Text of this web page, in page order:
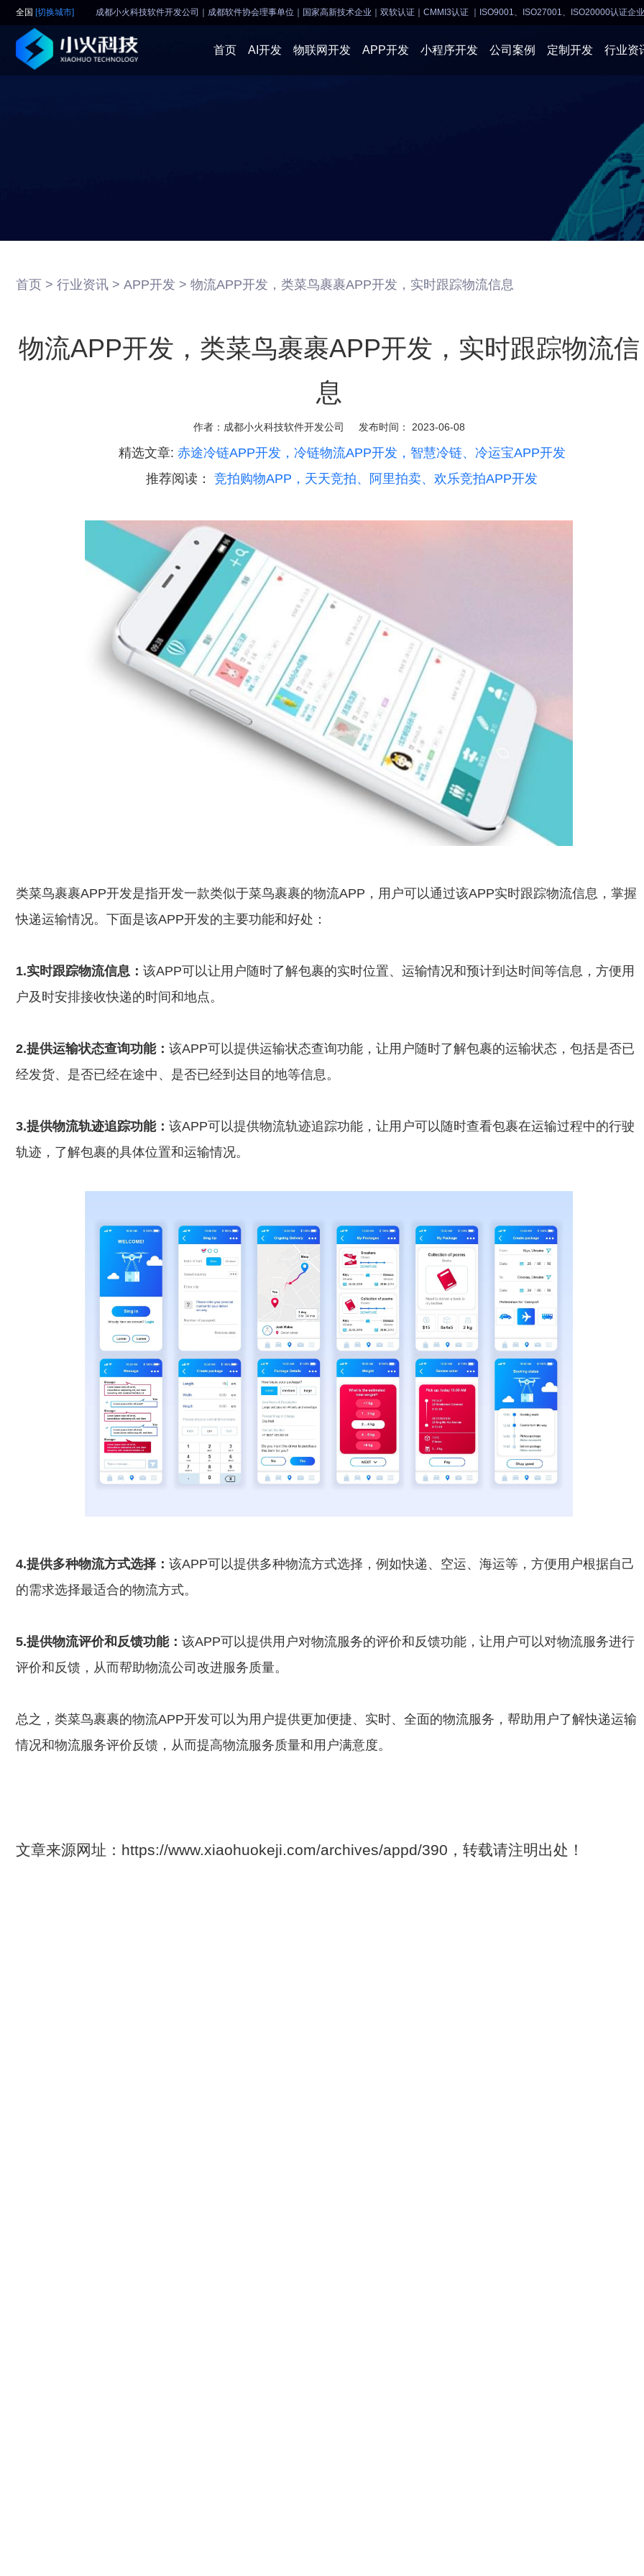
全国 [切换城市] 成都小火科技软件开发公司｜成都软件协会理事单位 国家高新技术企业｜双软认证｜CMMI3认证 ｜ISO9001、ISO27001、ISO20000认证企业
首页 AI开发 物联网开发 APP开发 小程序开发 公司案例 定制开发 行业资
小程序
系统开发
物联网
网站建设
企业经营
商业行情
首页 > 行业资讯 > APP开发 > 物流APP开发，类菜鸟裹裹APP开发，实时跟踪物流信息
物流APP开发，类菜鸟裹裹APP开发，实时跟踪物流信
息
作者： 成都小火科技软件开发公司 发布时间： 2023-06-08
精选文章: 赤途冷链APP开发，冷链物流APP开发，智慧冷链、冷运宝APP开发
推荐阅读： 竞拍购物APP，天天竞拍、阿里拍卖、欢乐竞拍APP开发
类菜鸟裹裹APP开发是指开发一款类似于菜鸟裹裹的物流APP，用户可以通过该APP实时跟踪物流信息，掌握
快递运输情况。下面是该APP开发的主要功能和好处：
1.实时跟踪物流信息： 该APP可以让用户随时了解包裹的实时位置、运输情况和预计到达时间等信息，方便用
户及时安排接收快递的时间和地点。
2.提供运输状态查询功能： 该APP可以提供运输状态查询功能，让用户随时了解包裹的运输状态，包括是否已
经发货、是否已经在途中、是否已经到达目的地等信息。
3.提供物流轨迹追踪功能： 该APP可以提供物流轨迹追踪功能，让用户可以随时查看包裹在运输过程中的行驶
轨迹，了解包裹的具体位置和运输情况。
4.提供多种物流方式选择： 该APP可以提供多种物流方式选择，例如快递、空运、海运等，方便用户根据自己
的需求选择最适合的物流方式。
5.提供物流评价和反馈功能： 该APP可以提供用户对物流服务的评价和反馈功能，让用户可以对物流服务进行
评价和反馈，从而帮助物流公司改进服务质量。
总之，类菜鸟裹裹的物流APP开发可以为用户提供更加便捷、实时、全面的物流服务，帮助用户了解快递运输
情况和物流服务评价反馈，从而提高物流服务质量和用户满意度。
文章来源网址：https://www.xiaohuokeji.com/archives/appd/390，转载请注明出处！